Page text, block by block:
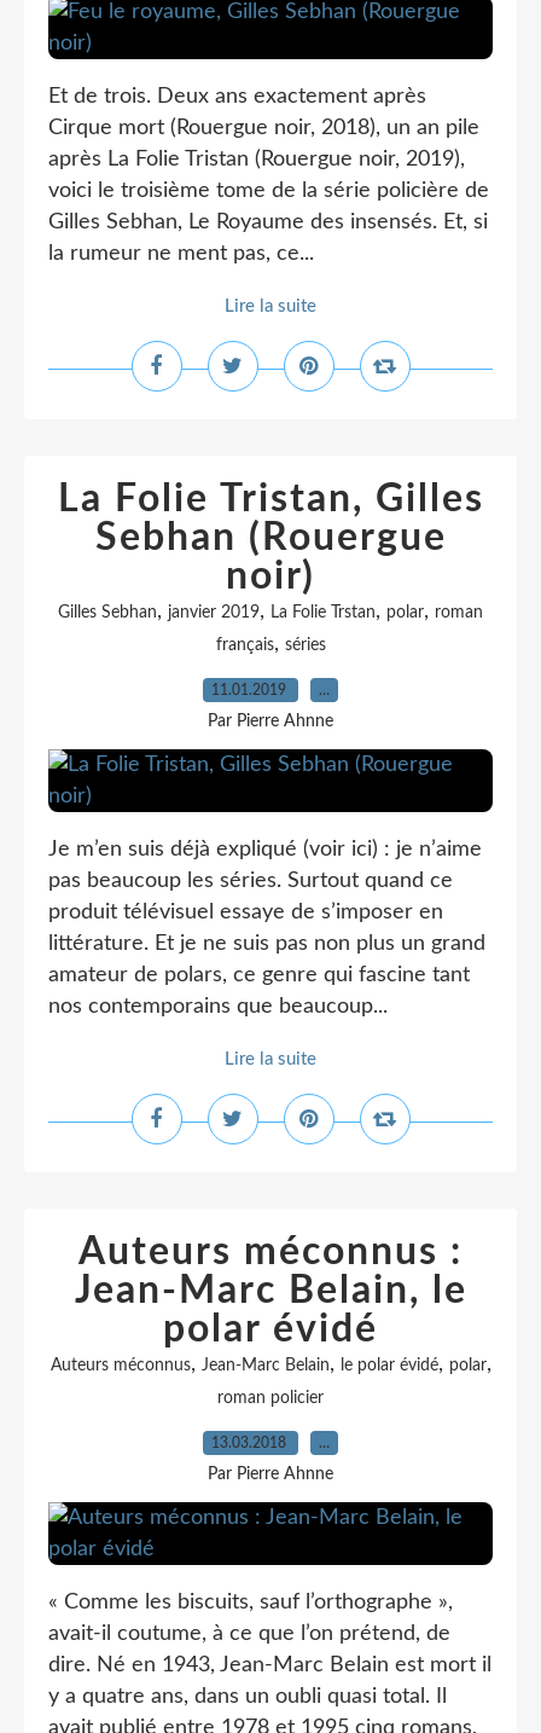
Et de trois. Deux ans exactement après
Cirque mort (Rouergue noir, 2018), un an pile
après La Folie Tristan (Rouergue noir, 2019),
voici le troisième tome de la série policière de
Gilles Sebhan, Le Royaume des insensés. Et, si
la rumeur ne ment pas, ce...
Lire la suite
La Folie Tristan, Gilles
Sebhan (Rouergue
noir)
Gilles Sebhan, janvier 2019, La Folie Trstan, polar, roman
français, séries
11.01.2019 …
Par Pierre Ahnne
Je m’en suis déjà expliqué (voir ici) : je n’aime
pas beaucoup les séries. Surtout quand ce
produit télévisuel essaye de s’imposer en
littérature. Et je ne suis pas non plus un grand
amateur de polars, ce genre qui fascine tant
nos contemporains que beaucoup...
Lire la suite
Auteurs méconnus :
Jean-Marc Belain, le
polar évidé
Auteurs méconnus, Jean-Marc Belain, le polar évidé, polar,
roman policier
13.03.2018 …
Par Pierre Ahnne
« Comme les biscuits, sauf l’orthographe »,
avait-il coutume, à ce que l’on prétend, de
dire. Né en 1943, Jean-Marc Belain est mort il
y a quatre ans, dans un oubli quasi total. Il
avait publié entre 1978 et 1995 cinq romans,